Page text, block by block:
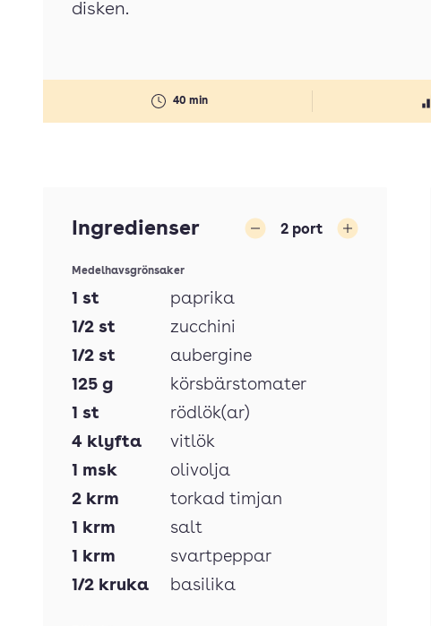
40 min
disken.
Ingredienser 2 port
Medelhavsgrönsaker
1 st
paprika
1/2 st
zucchini
1/2 st
aubergine
125 g
körsbärstomater
1 st
rödlök(ar)
4 klyfta
vitlök
1 msk
olivolja
2 krm
torkad timjan
1 krm
salt
1 krm
svartpeppar
1/2 kruka basilika